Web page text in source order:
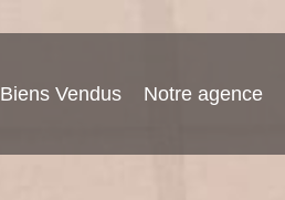
Biens Vendus Notre agence